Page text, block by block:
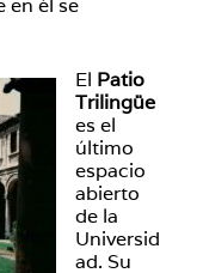
en él se
El Patio
Trilingüe
es el
último
espacio
abierto
de la
Universid
ad. Su